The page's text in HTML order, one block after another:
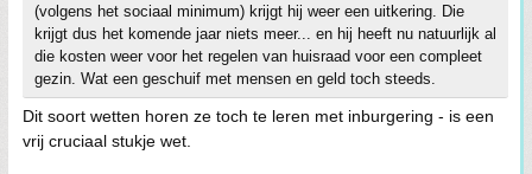
(volgens het sociaal minimum) krijgt hij weer een uitkering. Die
krijgt dus het komende jaar niets meer... en hij heeft nu natuurlijk al
die kosten weer voor het regelen van huisraad voor een compleet
gezin. Wat een geschuif met mensen en geld toch steeds.
Dit soort wetten horen ze toch te leren met inburgering - is een
vrij cruciaal stukje wet.